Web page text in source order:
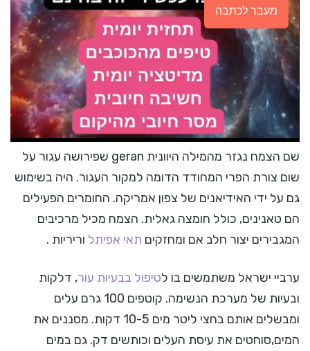
מעבר לכתבה
שם הצמח נגזר מהמילה היוונית geran שפירושה עגור על
שום צורת הפרי המחודד הדומה למקור העגור. היה בשימוש
גם על ידי האידיאנים של צפון אמריקה. החומרים הפעילים
הם טאנינים, כולל חומצה גאלית. הצמח מכיל מרכיבים
המגבירים יצור חלב אם ומחזקים תאי אפיתל וריריות .
ערביי ישראל משתמשים בו לטיפול בבעיות עור, דלקות
ובעיות של מערכת הנשימה. קוטפים 100 גרם עלים
ומבשלים אותם בחצי ליטר מים 10-5 דקות. מסננים את
המים,סוחטים את עיסת העלים וכותשים דק. גם במים